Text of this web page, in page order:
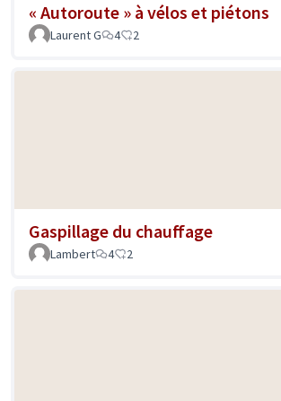
« Autoroute » à vélos et piétons
Laurent G
4 2
Gaspillage du chauffage
Lambert
4 2